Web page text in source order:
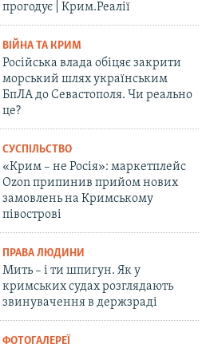
прогодує | Крим.Реалії
ВІЙНА ТА КРИМ
Російська влада обіцяє закрити
морський шлях українським
БпЛА до Севастополя. Чи реально
це?
СУСПІЛЬСТВО
«Крим – не Росія»: маркетплейс
Ozon припинив прийом нових
замовлень на Кримському
півострові
ПРАВА ЛЮДИНИ
Мить – і ти шпигун. Як у
кримських судах розглядають
звинувачення в держзраді
ФОТОГАЛЕРЕЇ